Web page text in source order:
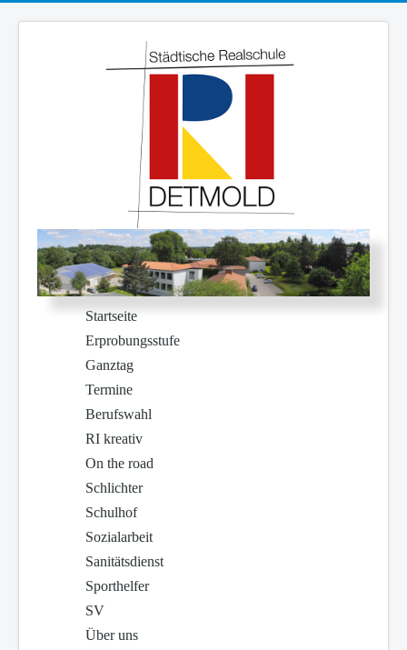
Startseite
Erprobungsstufe
Ganztag
Termine
Berufswahl
RI kreativ
On the road
Schlichter
Schulhof
Sozialarbeit
Sanitätsdienst
Sporthelfer
SV
Über uns